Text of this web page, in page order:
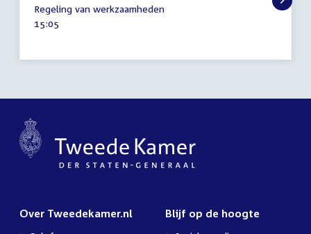
november
2014
Regeling van werkzaamheden
Tijd
15:05
Over Tweedekamer.nl Blijf op de hoogte